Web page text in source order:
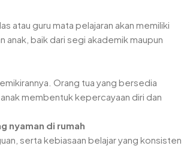
atau guru mata pelajaran akan memiliki
baik dari segi akademik maupun
Orang tua yang bersedia
membentuk kepercayaan diri dan
nyaman di rumah
serta kebiasaan belajar yang konsisten